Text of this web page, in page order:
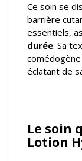
Ce soin se
barrière
essentiels,
durée. Sa
éclatant de
Le soin
Lotion